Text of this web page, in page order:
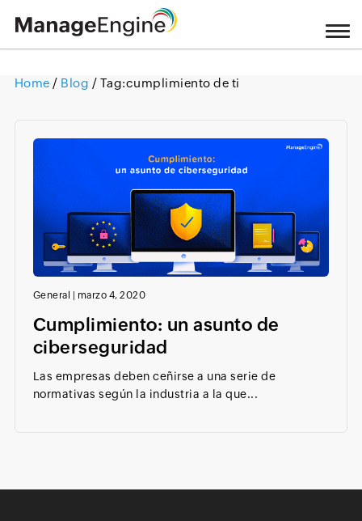
Home / Blog / Tag:cumplimiento de ti
General | marzo 4, 2020
Cumplimiento: un asunto de
ciberseguridad
Las empresas deben ceñirse a una serie de
normativas según la industria a la que...